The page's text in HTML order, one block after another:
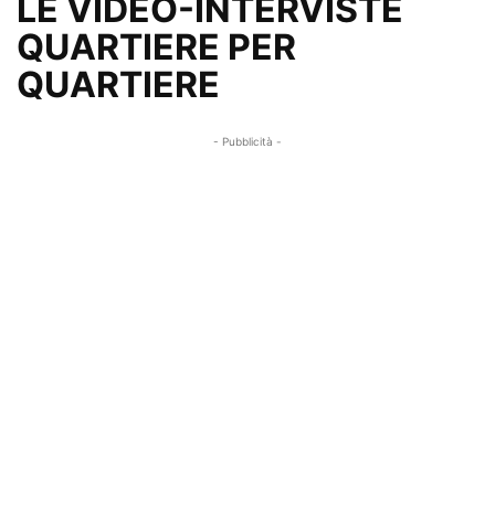
LE VIDEO-INTERVISTE
QUARTIERE PER
QUARTIERE
- Pubblicità -